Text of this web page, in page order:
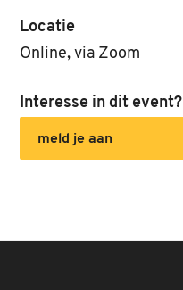
Locatie
Online, via Zoom
Interesse in dit event?
meld je aan